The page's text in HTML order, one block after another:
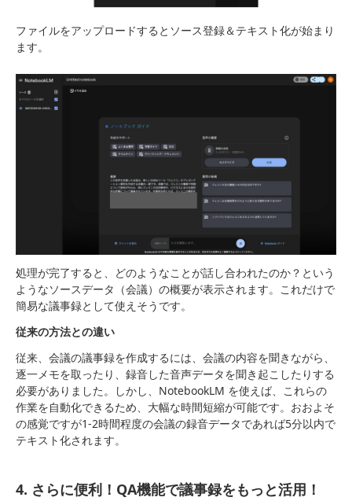
ファイルをアップロードするとソース登録＆テキスト化が始まり
ます。
処理が完了すると、どのようなことが話し合われたのか？という
ようなソースデータ（会議）の概要が表示されます。これだけで
簡易な議事録として使えそうです。
従来の方法との違い
従来、会議の議事録を作成するには、会議の内容を聞きながら、
逐一メモを取ったり、録音した音声データを聞き起こしたりする
必要がありました。しかし、NotebookLM を使えば、これらの
作業を自動化できるため、大幅な時間短縮が可能です。おおよそ
の感覚ですが1-2時間程度の会議の録音データであれば5分以内で
テキスト化されます。
4. さらに便利！QA機能で議事録をもっと活用！